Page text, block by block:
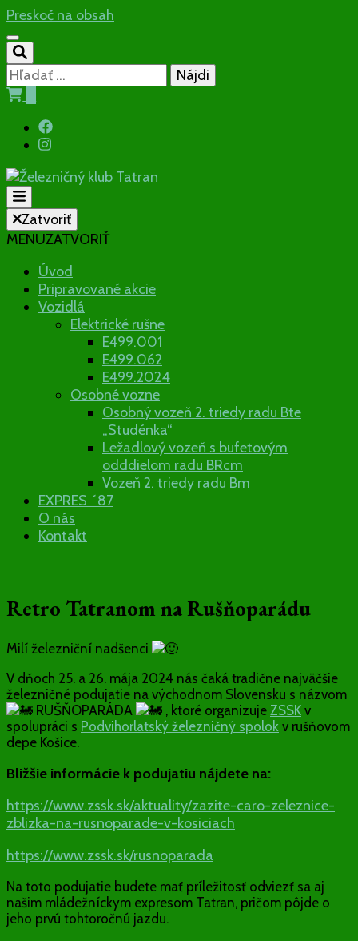
Preskoč na obsah
Hľadať:
Železničný
klub Tatran
Občianske združenie
Zatvoriť
MENUZATVORIŤ
Úvod
Pripravované akcie
Vozidlá
Elektrické rušne
E499.001
E499.062
E499.2024
Osobné vozne
Osobný vozeň 2. triedy radu Bte
„Studénka“
Ležadlový vozeň s bufetovým
odddielom radu BRcm
Vozeň 2. triedy radu Bm
EXPRES ´87
O nás
Kontakt
Retro Tatranom na Rušňoparádu
Milí železniční nadšenci
V dňoch 25. a 26. mája 2024 nás čaká tradične najväčšie
železničné podujatie na východnom Slovensku s názvom
RUŠŇOPARÁDA
, ktoré organizuje ZSSK v
spolupráci s Podvihorlatský železničný spolok v rušňovom
depe Košice.
Bližšie informácie k podujatiu nájdete na:
https://www.zssk.sk/aktuality/zazite-caro-zeleznice-
zblizka-na-rusnoparade-v-kosiciach
https://www.zssk.sk/rusnoparada
Na toto podujatie budete mať príležitosť odviezť sa aj
našim mládežníckym expresom Tatran, pričom pôjde o
jeho prvú tohtoročnú jazdu.